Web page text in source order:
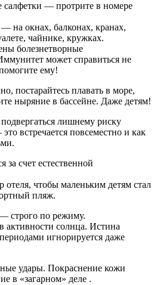
— протрите в номере
на окнах, балконах, кранах,
чайнике, кружках.
болезнетворные
может справиться не
ему!
постарайтесь плавать в море,
ныряние в бассейне. Даже детям!
лишнему риску
встречается повсеместно и как
счет естественной
чтобы маленьким детям стал
пляж.
строго по режиму.
активности солнца. Истина
игнорируется даже
удары. Покраснение кожи
в «загарном» деле .